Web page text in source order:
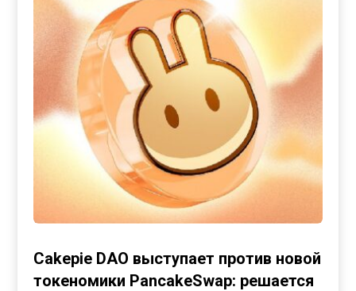
Cakepie DAO выступает против новой
токеномики PancakeSwap: решается